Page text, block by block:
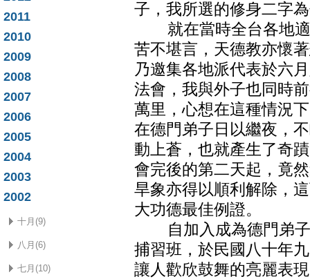
2011
2010
2009
2008
2007
2006
2005
2004
2003
2002
十月(9)
八月(6)
七月(10)
子，我所選的修身二字
就在當時全台各地適
苦不堪言，天德教亦懷
乃邀集各地派代表於六
法會，我與外子也同時
萬里，心想在這種情況
在德門弟子日以繼夜，
動上蒼，也就產生了奇
會完後的第二天起，竟
旱象亦得以順利解除，
大功德最佳例證。
自加入成為德門弟子
捕習班，於民國八十年
讓人歡欣鼓舞的亮麗表